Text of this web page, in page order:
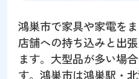
鴻巣市で家具や家電をま
店舗への持ち込みと出
ます。大型品が多い場
す。鴻巣市は鴻巣駅・